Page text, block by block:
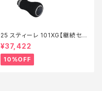
25 スティーレ 101XG【継続セー
ル_リール】【10】
¥37,422
10%OFF